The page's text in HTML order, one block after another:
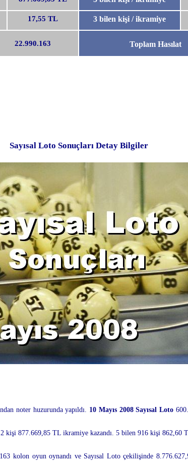
17,55 TL 3 bilen kişi / ikramiye
22.990.163 Toplam Hasılat
Sayısal Loto Sonuçları Detay Bilgiler
noter huzurunda yapıldı. 10 Mayıs 2008 Sayısal Loto600.
2 kişi 877.669,85 TL ikramiye kazandı. 5 bilen 916 kişi
kolon oyun oynandı ve Sayısal Loto çekilişinde